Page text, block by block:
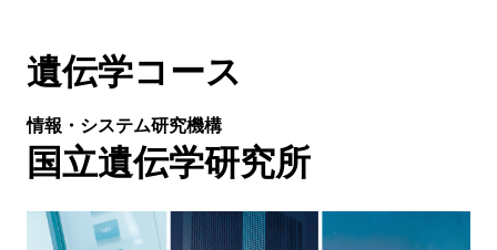
遺伝学コース
情報・システム研究機構
国立遺伝学研究所